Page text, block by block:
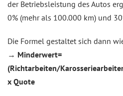
der Betriebsleistung des Autos
0% (mehr als 100.000 km) und
Die Formel gestaltet sich dann
→ Minderwert=
(Richtarbeiten/
x Quote